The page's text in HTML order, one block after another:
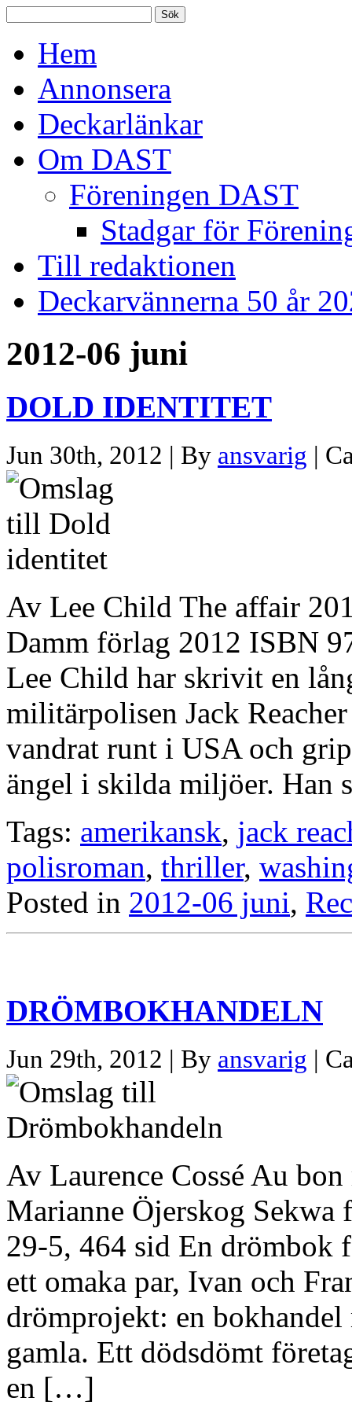
Hem
Annonsera
Deckarlänkar
Om DAST
Föreningen DAST
Stadgar för
Till redaktionen
Deckarvännerna 50 år
2012-06 juni
DOLD IDENTITET
Jun 30th, 2012 | By ansvarig |
Av Lee Child The affair
Damm förlag 2012 ISBN
Lee Child har skrivit en
militärpolisen Jack
vandrat runt i USA och
ängel i skilda miljöer. Han
Tags: amerikansk, jack
polisroman, thriller,
Posted in 2012-06 juni,
DRÖMBOKHANDELN
Jun 29th, 2012 | By ansvarig |
Av Laurence Cossé Au
Marianne Öjerskog
29-5, 464 sid En drömbok
ett omaka par, Ivan och
drömprojekt: en bokhandel
gamla. Ett dödsdömt
en […]